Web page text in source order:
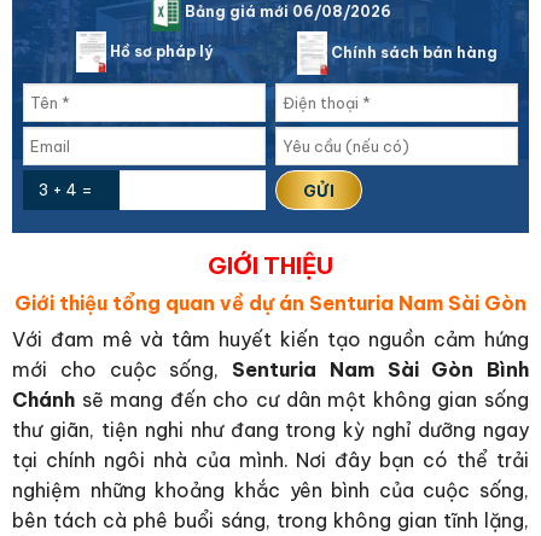
Bảng giá mới 06/08/2026
Hồ sơ pháp lý Chính sách bán hàng
3 + 4 =
GIỚI THIỆU
Giới thiệu tổng quan về dự án Senturia Nam Sài Gòn
Với đam mê và tâm huyết kiến tạo nguồn cảm hứng
mới cho cuộc sống, Senturia Nam Sài Gòn Bình
Chánh sẽ mang đến cho cư dân một không gian sống
thư giãn, tiện nghi như đang trong kỳ nghỉ dưỡng ngay
tại chính ngôi nhà của mình. Nơi đây bạn có thể trải
nghiệm những khoảng khắc yên bình của cuộc sống,
bên tách cà phê buổi sáng, trong không gian tĩnh lặng,